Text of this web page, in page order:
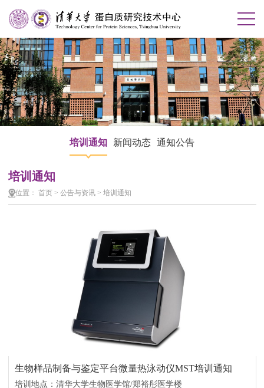
培训通知 新闻动态 通知公告
培训通知
位置： 首页> 公告与资讯> 培训通知
生物样品制备与鉴定平台微量热泳动仪MST培训通知
培训地点：清华大学生物医学馆/郑裕彤医学楼